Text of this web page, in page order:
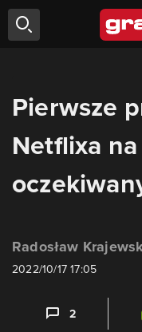
Pierwsze
Netflixa
Radosław
2022/10/17 17:05
2